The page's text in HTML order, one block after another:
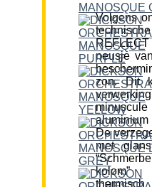
Volgens
neusje
zon. Dit
De
met